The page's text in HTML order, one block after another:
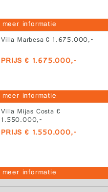
meer informatie
Villa Marbesa € 1.675.000,-
PRIJS € 1.675.000,-
meer informatie
Villa Mijas Costa €
1.550.000,-
PRIJS € 1.550.000,-
meer informatie